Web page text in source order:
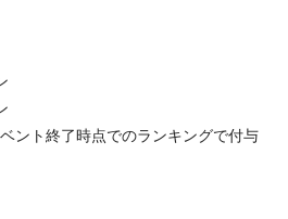
ント終了時点でのランキングで付与